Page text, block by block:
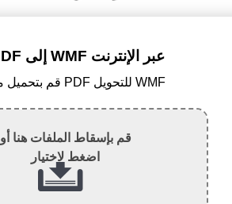
تحويل PDF إلى WMF عبر الإنترنت
1) قم بتحميل ملف PDF للتحويل WMF
قم بإسقاط الملفات هنا أو
اضغط لاختيار